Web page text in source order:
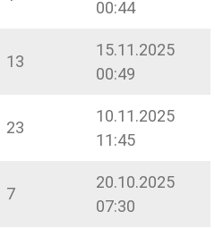
00:44
13
15.11.2025
00:49
23
10.11.2025
11:45
7
20.10.2025
07:30